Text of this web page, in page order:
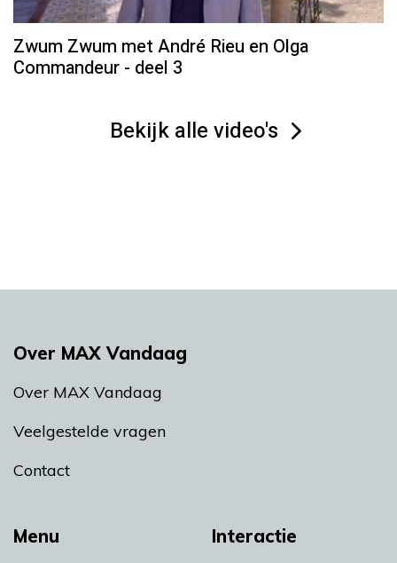
Zwum Zwum met André Rieu en Olga
Commandeur - deel 3
Bekijk alle video's
Menu Interactie
Over MAX Vandaag
Over MAX Vandaag
Veelgestelde vragen
Contact